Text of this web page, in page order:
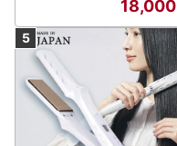
18,000